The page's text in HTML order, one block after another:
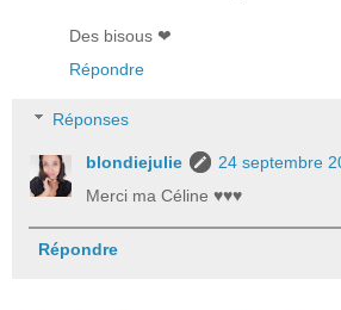
Des bisous ❤
Répondre
Réponses
blondiejulie
24 septembre
Merci ma Céline ♥♥♥
Répondre